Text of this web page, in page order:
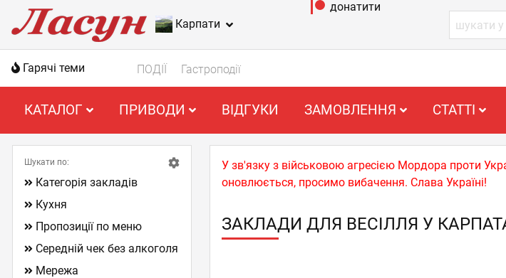
Карпати
донатити
Гарячі теми ПОДІЇ Гастроподії
КАТАЛОГ ПРИВОДИ ВІДГУКИ ЗАМОВЛЕННЯ СТАТТІ
У зв'язку з військовою агресією Мордора проти
оновлюється, просимо вибачення. Слава Україні!
ЗАКЛАДИ ДЛЯ ВЕСІЛЛЯ У
Шукати по:
Категорія закладів
Кухня
Пропозиції по меню
Середній чек без алкоголя
Мережа